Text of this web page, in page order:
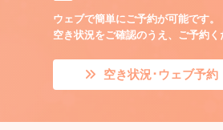
ウェブで簡単にご予約が可能です。
空き状況をご確認のうえ、ご予約く
空き状況･ウェブ予約